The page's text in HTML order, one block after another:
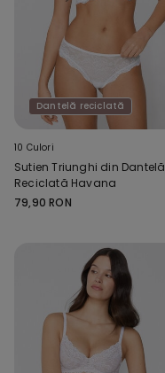
Dantelă reciclată
10 Culori
Sutien Triunghi din Dantelă
Reciclată Havana
79,90 RON